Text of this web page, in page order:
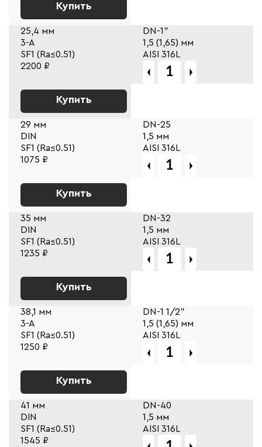
Купить
25,4 мм
DN-1"
3-A
1,5 (1,65) мм
SF1 (Ra≤0.51)
AISI 316L
2200 ₽
Купить
29 мм
DN-25
DIN
1,5 мм
SF1 (Ra≤0.51)
AISI 316L
1075 ₽
Купить
35 мм
DN-32
DIN
1,5 мм
SF1 (Ra≤0.51)
AISI 316L
1235 ₽
Купить
38,1 мм
DN-1 1/2"
3-A
1,5 (1,65) мм
SF1 (Ra≤0.51)
AISI 316L
1250 ₽
Купить
41 мм
DN-40
DIN
1,5 мм
SF1 (Ra≤0.51)
AISI 316L
1545 ₽